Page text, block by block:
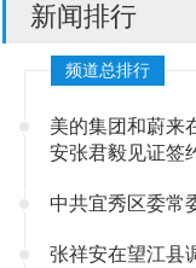
新闻排行
频道总排行
美的集团和蔚来
安张君毅见证签
中共宜秀区委常
张祥安在望江县